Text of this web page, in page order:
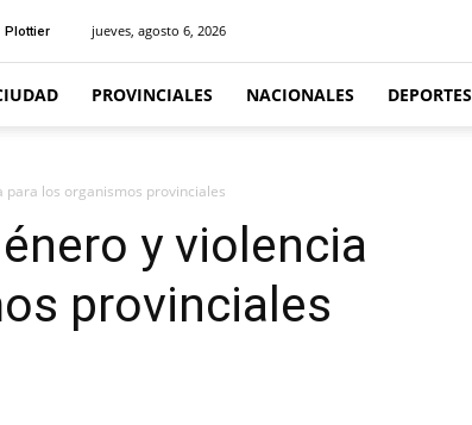
Plottier jueves, agosto 6, 2026
PROVINCIALES NACIONALES DEPORTES
para los organismos provinciales
y violencia
provinciales